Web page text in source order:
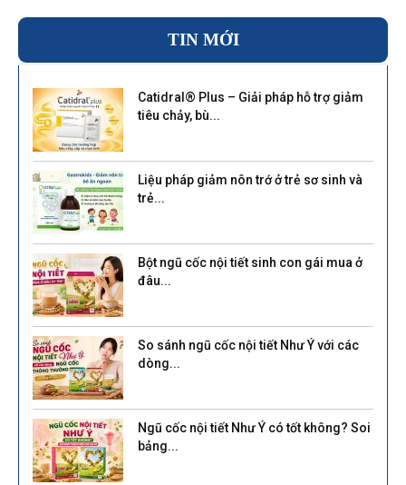
TIN MỚI
Catidral® Plus – Giải pháp hỗ trợ giảm
tiêu chảy, bù...
Liệu pháp giảm nôn trớ ở trẻ sơ sinh và
trẻ...
Bột ngũ cốc nội tiết sinh con gái mua ở
đâu...
So sánh ngũ cốc nội tiết Như Ý với các
dòng...
Ngũ cốc nội tiết Như Ý có tốt không? Soi
bảng...